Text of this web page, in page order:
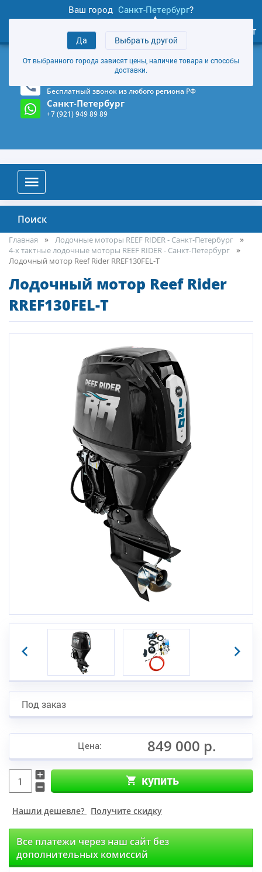
Ваш город Санкт-Петербург?
Да Выбрать другой
От выбранного города зависят цены, наличие товара и способы
доставки.
товаров
Личный кабинет
+7 (921) 949 89 89
Магазин и склад в Санкт-Петербурге (Карта)
Бесплатный звонок из любого региона РФ
Санкт-Петербург
+7 (921) 949 89 89
Поиск
Главная
Лодочные моторы REEF RIDER - Санкт-Петербург
4-х тактные лодочные моторы REEF RIDER - Санкт-Петербург
Лодочный мотор Reef Rider RREF130FEL-T
Лодочный мотор Reef Rider
RREF130FEL-T
Под заказ
Цена: 849 000 р.
купить
Нашли дешевле? Получите скидку
Все платежи через наш сайт без
дополнительных комиссий